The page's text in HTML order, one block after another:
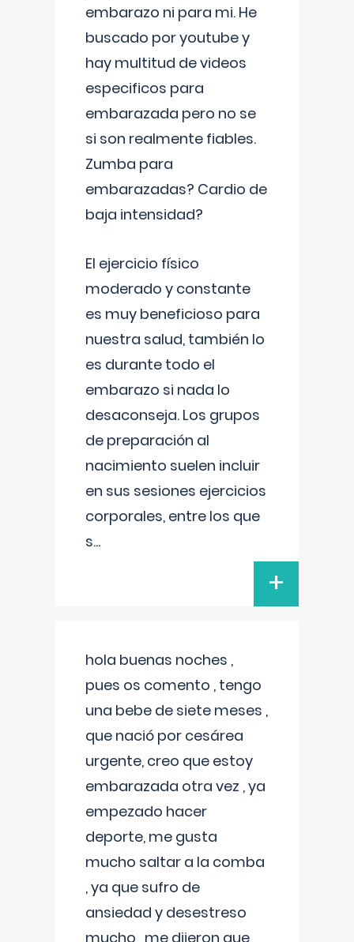
embarazo ni para mi. He
buscado por youtube y
hay multitud de videos
especificos para
embarazada pero no se
si son realmente fiables.
Zumba para
embarazadas? Cardio de
baja intensidad?
El ejercicio físico
moderado y constante
es muy beneficioso para
nuestra salud, también lo
es durante todo el
embarazo si nada lo
desaconseja. Los grupos
de preparación al
nacimiento suelen incluir
en sus sesiones ejercicios
corporales, entre los que
s...
+
hola buenas noches ,
pues os comento , tengo
una bebe de siete meses ,
que nació por cesárea
urgente, creo que estoy
embarazada otra vez , ya
empezado hacer
deporte, me gusta
mucho saltar a la comba
, ya que sufro de
ansiedad y desestreso
mucho , me dijeron que